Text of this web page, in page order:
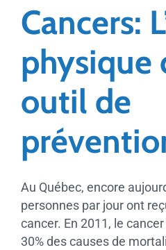
Cancers:
physique
outil de
Au Québec, encore
personnes par jour ont
cancer. En 2011, le
30% des causes de